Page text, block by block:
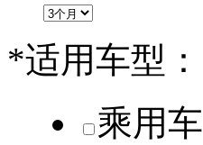
*适用车型：
乘用车